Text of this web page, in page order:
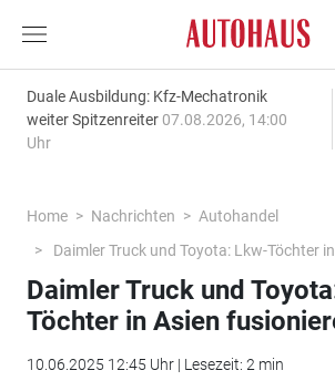
Duale Ausbildung: Kfz-Mechatronik
weiter Spitzenreiter 07.08.2026, 14:00
Uhr
Home Nachrichten
Autohandel
Daimler Truck und Toyota: Lkw-Töchter
Daimler Truck und
Töchter in Asien
10.06.2025 12:45 Uhr | Lesezeit: 2 min